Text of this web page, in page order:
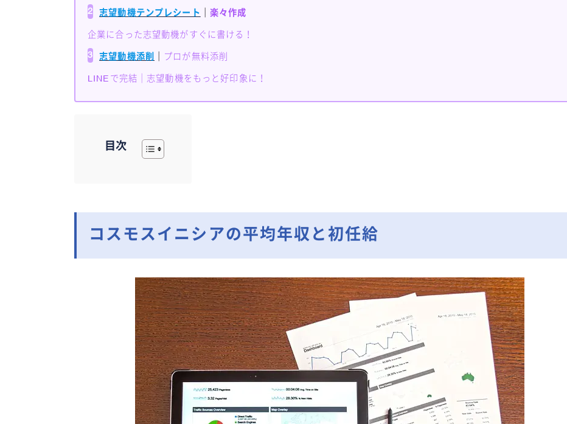
2 志望動機テンプレシート 楽々作成
企業に合った志望動機がすぐに書ける！
3 志望動機添削 プロが無料添削
LINEで完結｜志望動機をもっと好印象に！
目次
コスモスイニシアの平均年収と初任給